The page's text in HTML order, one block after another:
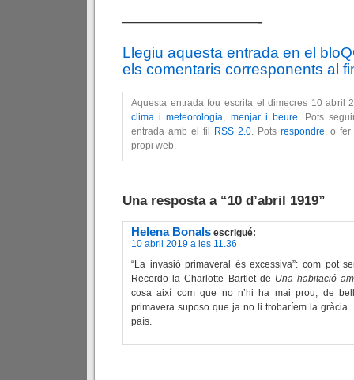
—————————-
Llegiu aquesta entrada en el
els comentaris corresponents al
Aquesta entrada fou escrita el dimecres 10 abril
clima i meteorologia, menjar i beure. Pots
entrada amb el fil
RSS 2.0. Pots respondre, o
propi web.
Una resposta a “10 d’abril 1919”
Helena Bonals escrigué:
10 abril 2019 a les 11.36
“La invasió primaveral és excessiva”: com pot
Recordo la Charlotte Bartlet de Una habitació
cosa així com que no n’hi ha mai prou, de
primavera suposo que ja no li trobaríem la
país.